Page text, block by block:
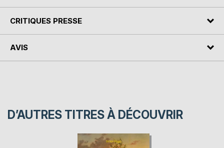
CRITIQUES PRESSE
AVIS
D’AUTRES TITRES À DÉCOUVRIR